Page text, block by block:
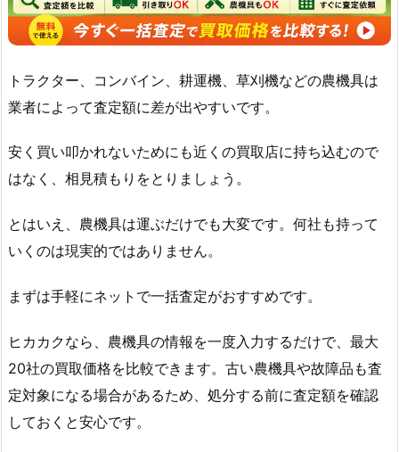
トラクター、コンバイン、耕運機、草刈機などの農機具は
業者によって査定額に差が出やすいです。
安く買い叩かれないためにも近くの買取店に持ち込むので
はなく、相見積もりをとりましょう。
とはいえ、農機具は運ぶだけでも大変です。何社も持って
いくのは現実的ではありません。
まずは手軽にネットで一括査定がおすすめです。
ヒカカクなら、農機具の情報を一度入力するだけで、最大
20社の買取価格を比較できます。古い農機具や故障品も査
定対象になる場合があるため、処分する前に査定額を確認
しておくと安心です。